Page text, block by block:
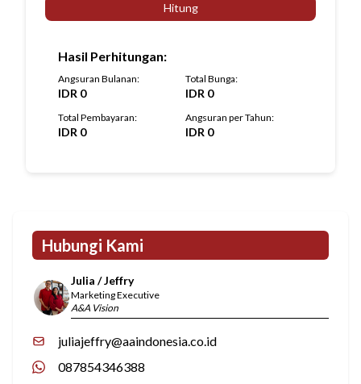
Hitung
Hasil Perhitungan:
Angsuran Bulanan:
IDR 0
Total Bunga:
IDR 0
Total Pembayaran:
IDR 0
Angsuran per Tahun:
IDR 0
Hubungi Kami
Julia / Jeffry
Marketing Executive
A&A Vision
juliajeffry@aaindonesia.co.id
087854346388